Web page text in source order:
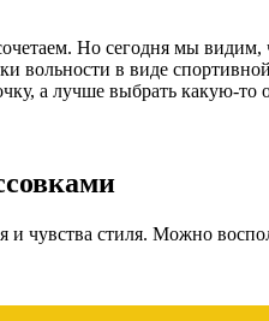
Но сегодня мы
вольности в виде
а лучше выбрать какую-
чувства стиля. Можно